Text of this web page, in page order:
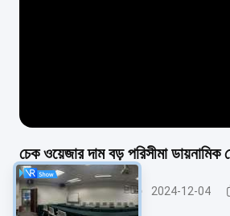
চেক ওয়েজার দাম বড় পরিসীমা
কনভেয়র ওজন পরীক্ষক 2024-12-04